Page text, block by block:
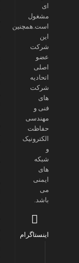
ای
مشغول
است.همچنین
این
شرکت
عضو
اصلی
اتحادیه
شرکت
های
فنی و
مهندسی
حفاظت
الکترونیک
و
شبکه
های
ایمنی
می
باشد.
اینستاگرام